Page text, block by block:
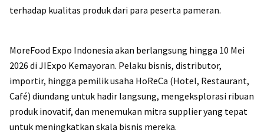
terhadap kualitas produk dari para peserta pameran.
MoreFood Expo Indonesia akan berlangsung hingga 10 Mei
2026 di JIExpo Kemayoran. Pelaku bisnis, distributor,
importir, hingga pemilik usaha HoReCa (Hotel, Restaurant,
Café) diundang untuk hadir langsung, mengeksplorasi ribuan
produk inovatif, dan menemukan mitra supplier yang tepat
untuk meningkatkan skala bisnis mereka.